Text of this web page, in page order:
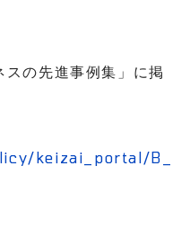
の先進事例集」に掲
keizai_portal/B_